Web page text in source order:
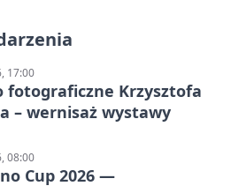
17:00
fotograficzne Krzysztofa
– wernisaż wystawy
08:00
Cup 2026 —